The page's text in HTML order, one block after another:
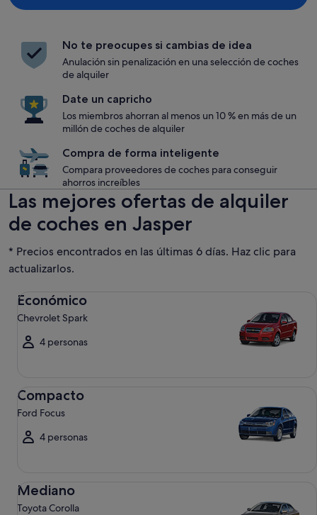
No te preocupes si cambias de idea
Anulación sin penalización en una selección de coches
de alquiler
Date un capricho
Los miembros ahorran al menos un 10 % en más de un
millón de coches de alquiler
Compra de forma inteligente
Compara proveedores de coches para conseguir
ahorros increíbles
Las mejores ofertas de alquiler
de coches en Jasper
* Precios encontrados en las últimas 6 días. Haz clic para
actualizarlos.
Económico
Chevrolet Spark
4 personas
Compacto
Ford Focus
4 personas
Mediano
Toyota Corolla